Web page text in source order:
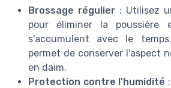
Brossage régulier : Utilisez
pour éliminer la poussière
s'accumulent avec le
permet de conserver l'aspect
en daim.
Protection contre l'humidité